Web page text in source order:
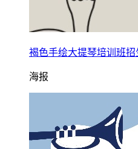
褐色手绘大提琴培训班招
海报